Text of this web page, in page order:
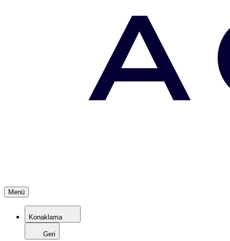
Menü
Konaklama
Geri